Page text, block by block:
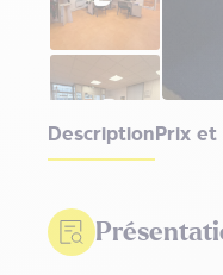
Description Prix et